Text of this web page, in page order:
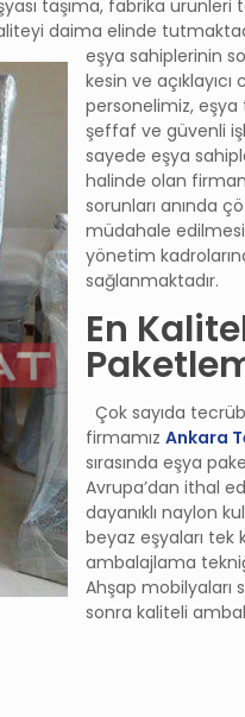
taşıma, fabrika ürünleri
daima elinde
eşya sahiplerinin
kesin ve
personelimiz, eşya
şeffaf ve güvenli
sayede eşya
halinde olan
sorunları anında
müdahale
yönetim
sağlanmaktadır.
En
Çok sayıda
firmamızAnkara
sırasında eşya
Avrupa’dan ithal
dayanıklı naylon
beyaz eşyaları
ambalajlama
Ahşap mobilyaları
sonra kaliteli